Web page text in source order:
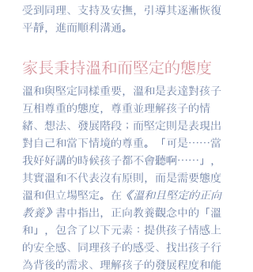
受到同理、支持及安撫，引導其逐漸恢復
平靜，進而順利溝通。
家長秉持溫和而堅定的態度
溫和與堅定同樣重要，溫和是表達對孩子
互相尊重的態度，尊重並理解孩子的情
緒、想法、發展階段；而堅定則是表現出
對自己和當下情境的尊重。「可是⋯⋯當
我好好講的時候孩子都不會聽啊⋯⋯」，
其實溫和不代表沒有原則，而是需要態度
溫和但立場堅定。在 《溫和且堅定的正向
教養》 書中指出，正向教養觀念中的「溫
和」，包含了以下元素：提供孩子情感上
的安全感、同理孩子的感受、找出孩子行
為背後的需求、理解孩子的發展程度和能